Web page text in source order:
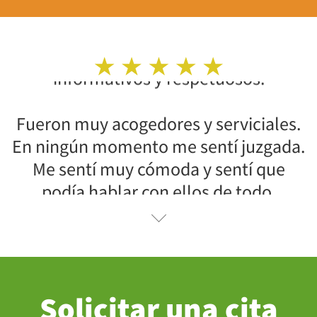
En ningún momento me sentí juzgada.
Me sentí muy cómoda y sentí que
podía hablar con ellos de todo.